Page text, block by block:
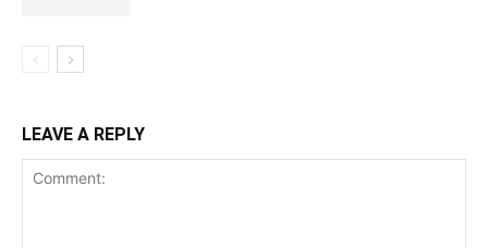
LEAVE A REPLY